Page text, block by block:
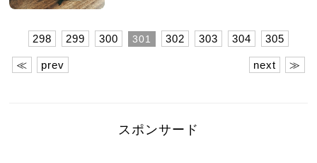
≪ prev
298 299 300 301 302 303 304 305
next ≫
スポンサード